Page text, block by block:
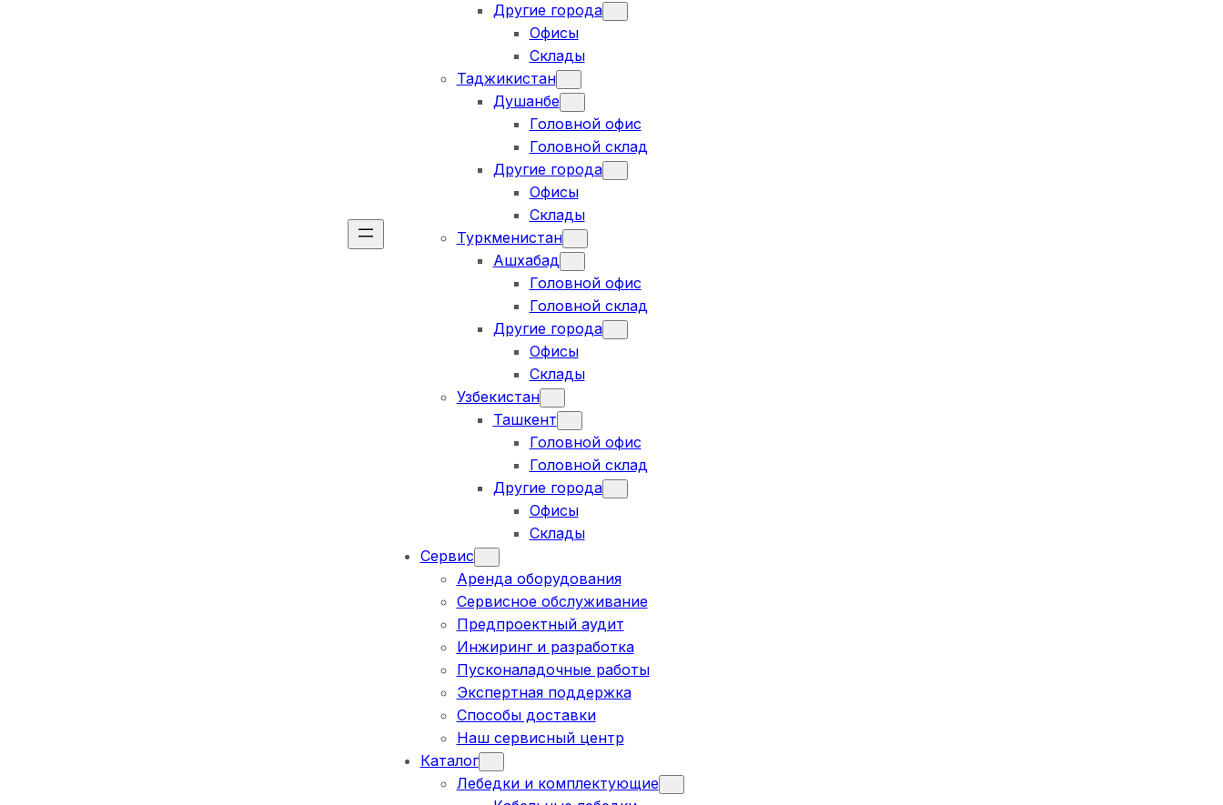
Другие города
Офисы
Склады
Таджикистан
Душанбе
Головной офис
Головной склад
Другие города
Офисы
Склады
Туркменистан
Ашхабад
Головной офис
Головной склад
Другие города
Офисы
Склады
Узбекистан
Ташкент
Головной офис
Головной склад
Другие города
Офисы
Склады
Сервис
Аренда оборудования
Сервисное обслуживание
Предпроектный аудит
Инжиринг и разработка
Пусконаладочные работы
Экспертная поддержка
Способы доставки
Наш сервисный центр
Каталог
Лебедки и комплектующие